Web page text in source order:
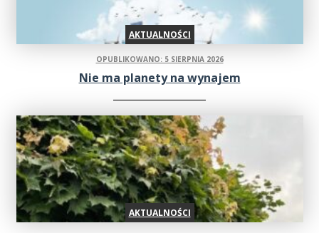
AKTUALNOŚCI
OPUBLIKOWANO: 5 SIERPNIA 2026
Nie ma planety na wynajem
AKTUALNOŚCI